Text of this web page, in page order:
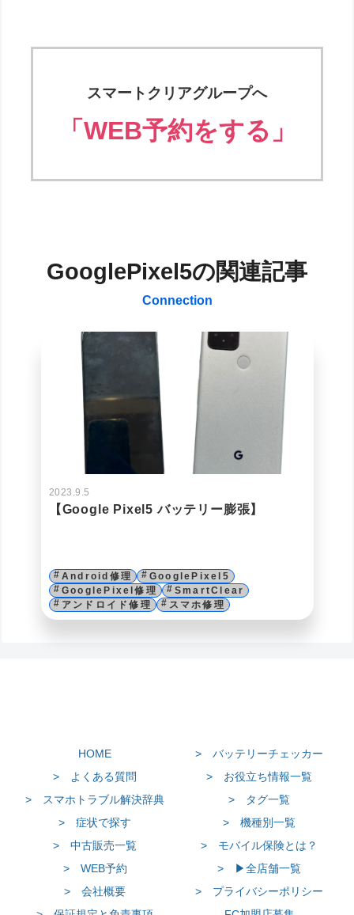
スマートクリアグループへ
「WEB予約をする」
GooglePixel5の関連記事
Connection
2023.9.5
【Google Pixel5 バッテリー膨張】
Android修理
GooglePixel5
GooglePixel修理
SmartClear
アンドロイド修理
スマホ修理
HOME
> バッテリーチェッカー
> よくある質問
> お役立ち情報一覧
> スマホトラブル解決辞典
> タグ一覧
> 症状で探す
> 機種別一覧
> 中古販売一覧
> モバイル保険とは？
> WEB予約
> ▶全店舗一覧
> 会社概要
> プライバシーポリシー